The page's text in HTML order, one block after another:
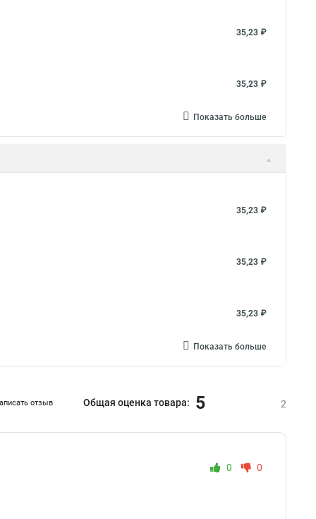
35,23 ₽
35,23 ₽
Показать больше
35,23 ₽
35,23 ₽
35,23 ₽
Показать больше
отзыв Общая оценка товара: 5 2
0
0